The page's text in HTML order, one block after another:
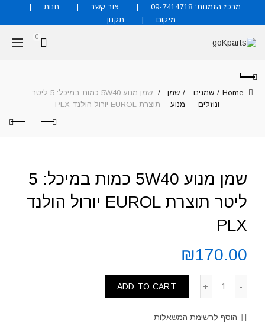
מרכז הזמנות: 09-7414718 צור קשר
חנות
מיקום
תקנון
0
Home
שמנים
ונוזלים
שמן
מנוע
שמן מנוע 5W40 כמות במיכל: 5 ליטר
תוצרת EUROL יורול הולנד PLX
שמן מנוע 5W40 כמות במיכל: 5
ליטר תוצרת EUROL יורול הולנד
PLX
₪170.00
ADD TO CART
הוסף לרשימת המשאלות